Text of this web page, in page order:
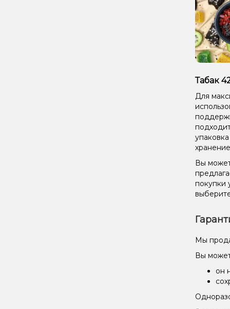
Табак
Для
Вы
покупки
Мы
Вы
он